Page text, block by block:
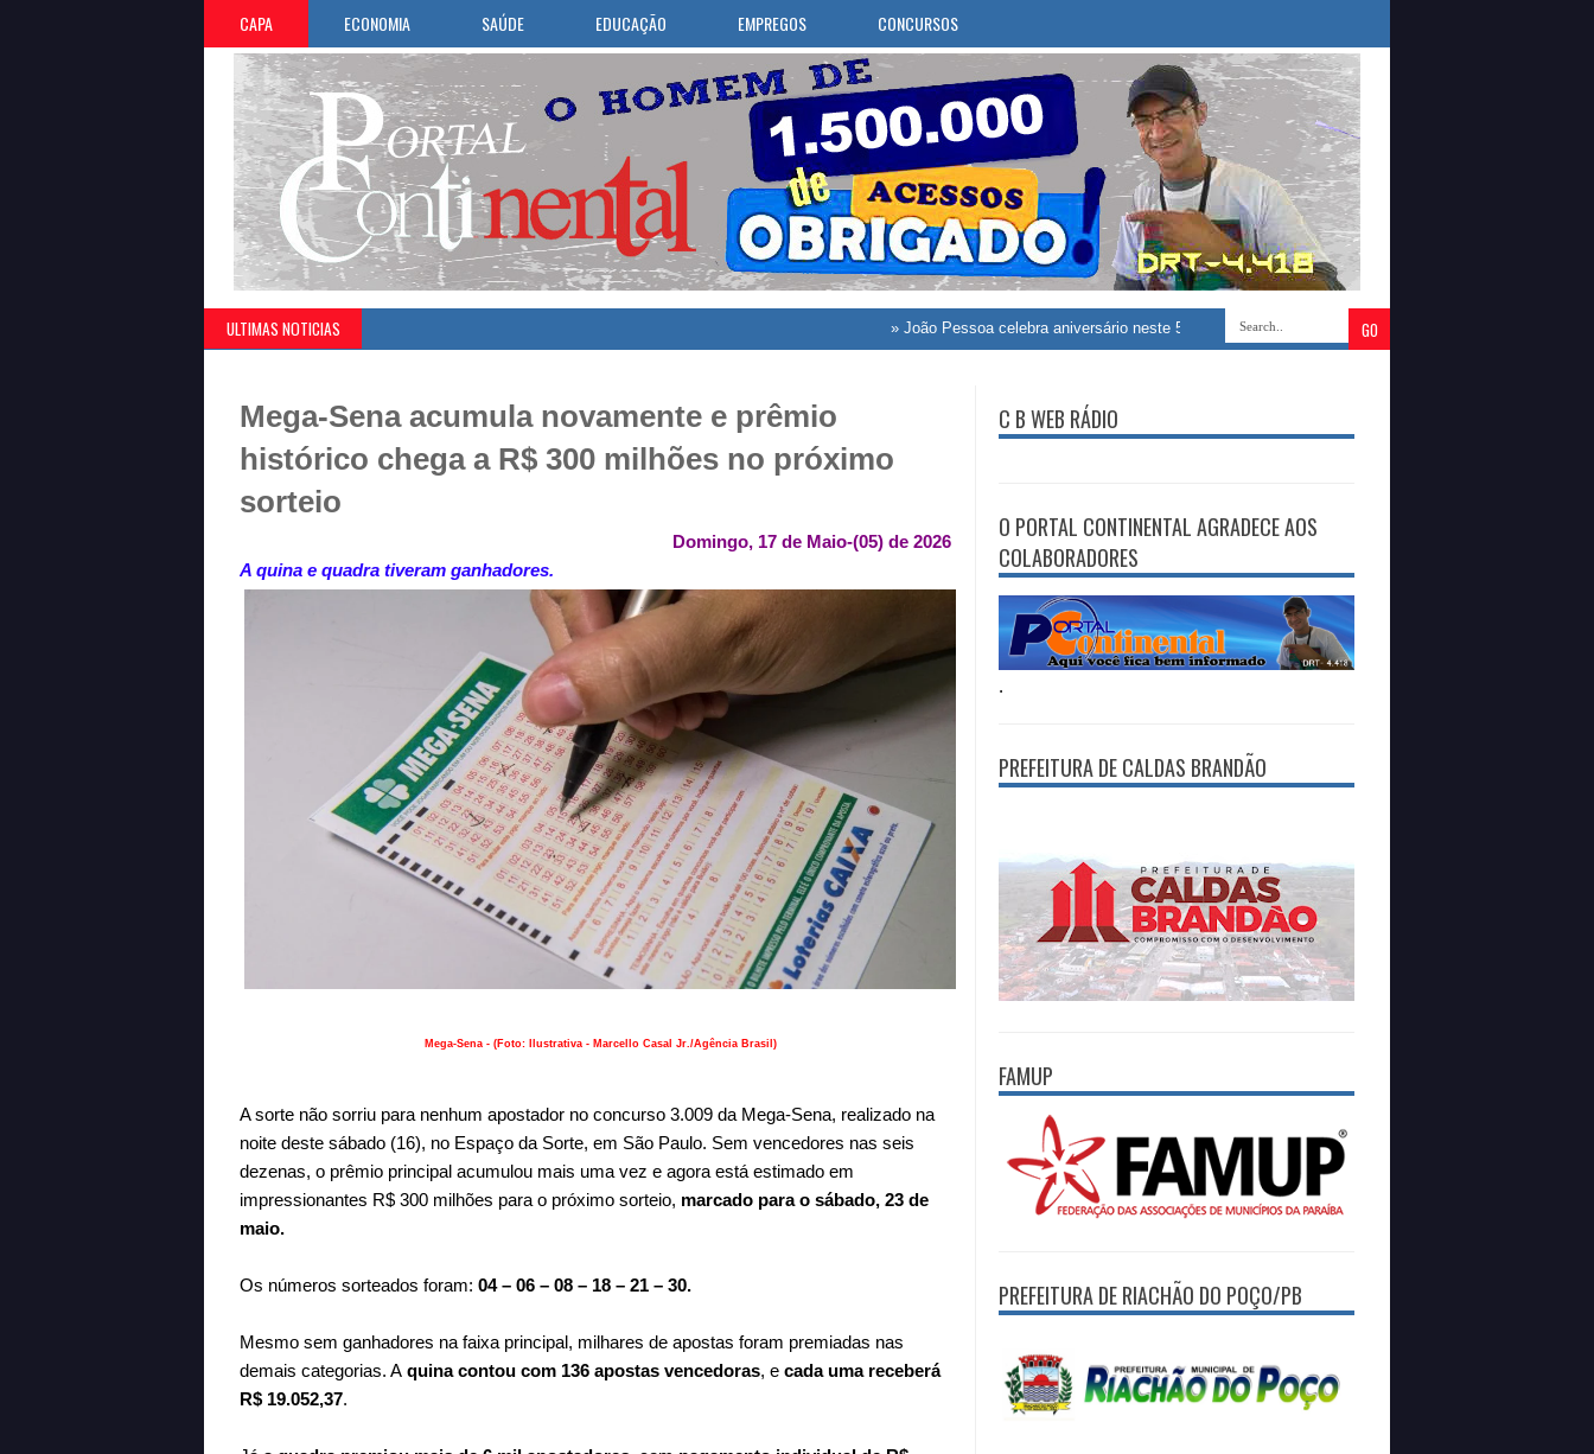
CAPA ECONOMIA SAÚDE EDUCAÇÃO EMPREGOS CONCURSOS
ULTIMAS NOTICIAS João Pessoa celebra aniversário neste 5 de agosto; conheça a história da terceira cidade mais antiga do
Mega-Sena acumula novamente e prêmio
histórico chega a R$ 300 milhões no próximo
sorteio
Domingo, 17 de Maio-(05) de 2026
A quina e quadra tiveram ganhadores.
Mega-Sena - (Foto: Ilustrativa - Marcello Casal Jr./Agência Brasil)
A sorte não sorriu para nenhum apostador no concurso 3.009 da Mega-Sena, realizado na
noite deste sábado (16), no Espaço da Sorte, em São Paulo. Sem vencedores nas seis
dezenas, o prêmio principal acumulou mais uma vez e agora está estimado em
impressionantes R$ 300 milhões para o próximo sorteio, marcado para o sábado, 23 de
maio.
Os números sorteados foram: 04 – 06 – 08 – 18 – 21 – 30.
Mesmo sem ganhadores na faixa principal, milhares de apostas foram premiadas nas
demais categorias. A quina contou com 136 apostas vencedoras, e cada uma receberá
R$ 19.052,37.
C B WEB RÁDIO
O PORTAL CONTINENTAL AGRADECE AOS
COLABORADORES
.
PREFEITURA DE CALDAS BRANDÃO
FAMUP
PREFEITURA DE RIACHÃO DO POÇO/PB